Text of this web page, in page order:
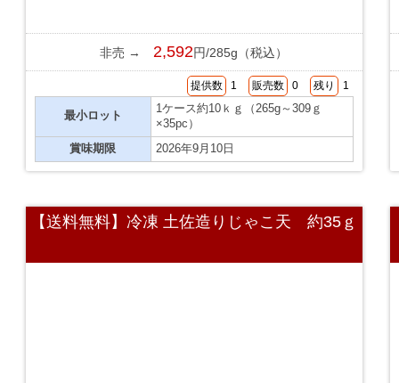
非売 → 2,592円/285g（税込）
提供数 1 販売数 0 残り 1
最小ロット
1ケース約10ｋｇ（265g～309ｇ
×35pc）
賞味期限
2026年9月10日
【送料無料】冷凍 土佐造りじゃこ天 約35ｇ